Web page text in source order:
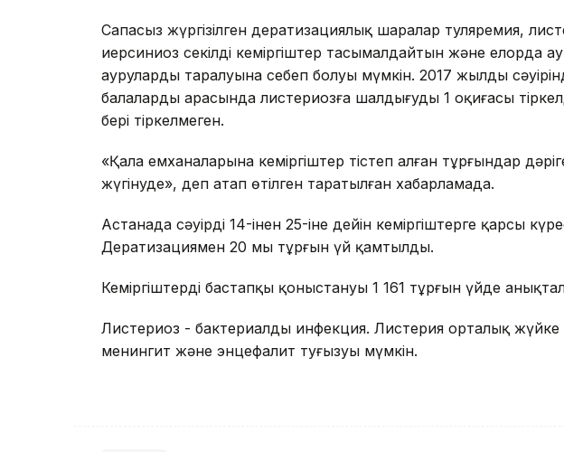
Сапасыз жүргізілген дератизациялық шаралар туляремия,
иерсиниоз секілді кеміргіштер тасымалдайтын және елорда
аурулардың таралуына себеп болуы мүмкін. 2017 жылдың
балалардың арасында листериозға шалдығудың 1 оқиғасы
бері тіркелмеген.
«Қала емханаларына кеміргіштер тістеп алған тұрғындар
жүгінуде», деп атап өтілген таратылған хабарламада.
Астанада сәуірдің 14-інен 25-іне дейін кеміргіштерге қарсы
Дератизациямен 20 мың тұрғын үй қамтылды.
Кеміргіштердің бастапқы қоныстануы 1 161 тұрғын үйде
Листериоз - бактериалды инфекция. Листерия орталық жүйке
менингит және энцефалит туғызуы мүмкін.